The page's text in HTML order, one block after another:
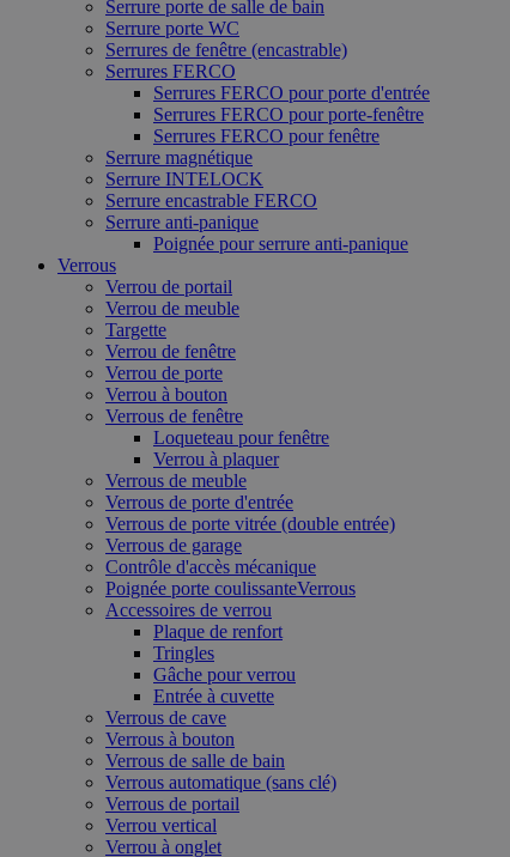
Serrure porte de salle de bain
Serrure porte WC
Serrures de fenêtre (encastrable)
Serrures FERCO
Serrures FERCO pour porte d'entrée
Serrures FERCO pour porte-fenêtre
Serrures FERCO pour fenêtre
Serrure magnétique
Serrure INTELOCK
Serrure encastrable FERCO
Serrure anti-panique
Poignée pour serrure anti-panique
Verrous
Verrou de portail
Verrou de meuble
Targette
Verrou de fenêtre
Verrou de porte
Verrou à bouton
Verrous de fenêtre
Loqueteau pour fenêtre
Verrou à plaquer
Verrous de meuble
Verrous de porte d'entrée
Verrous de porte vitrée (double entrée)
Verrous de garage
Contrôle d'accès mécanique
Poignée porte coulissanteVerrous
Accessoires de verrou
Plaque de renfort
Tringles
Gâche pour verrou
Entrée à cuvette
Verrous de cave
Verrous à bouton
Verrous de salle de bain
Verrous automatique (sans clé)
Verrous de portail
Verrou vertical
Verrou à onglet